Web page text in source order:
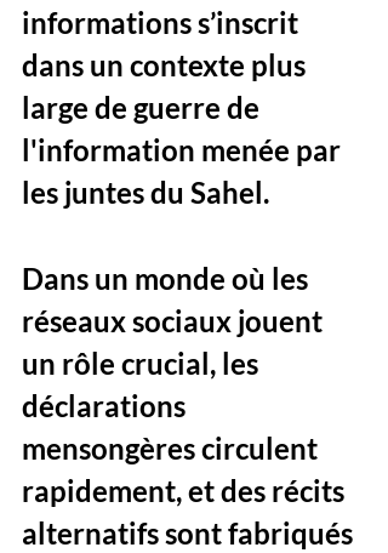
informations s’inscrit
dans un contexte plus
large de guerre de
l'information menée par
les juntes du Sahel.
Dans un monde où les
réseaux sociaux jouent
un rôle crucial, les
déclarations
mensongères circulent
rapidement, et des récits
alternatifs sont fabriqués